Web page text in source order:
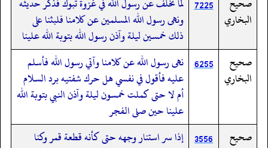
البخاري
7225
ونهى رسول الله المسلمين عن كلامنا فلبثنا على
ذلك خمسين ليلة وآذن رسول الله بتوبة الله علينا
صحيح
البخاري
6255 نهى رسول الله عن كلامنا وآتي رسول الله فأسلم
عليه فأقول في نفسي هل حرك شفتيه برد السلام
أم لا حتى كملت خمسون ليلة وآذن النبي بتوبة الله
علينا حين صلى الفجر
صحيح
3556 إذا سر استنار وجهه حتى كأنه قطعة قمر وكنا